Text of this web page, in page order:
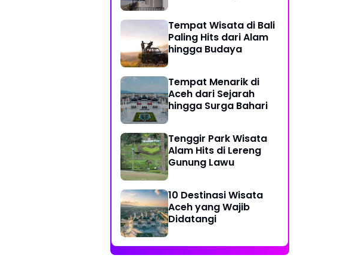
Tempat Wisata di Bali
Paling Hits dari Alam
hingga Budaya
Tempat Menarik di
Aceh dari Sejarah
hingga Surga Bahari
Tenggir Park Wisata
Alam Hits di Lereng
Gunung Lawu
10 Destinasi Wisata
Aceh yang Wajib
Didatangi